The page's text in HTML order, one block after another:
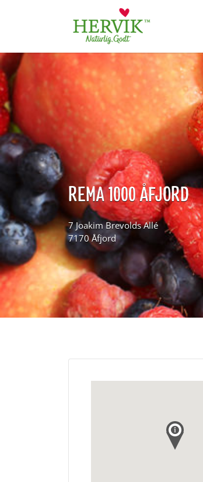
for:
REMA 1000 ÅFJORD
7 Joakim Brevolds Allé
7170 Åfjord